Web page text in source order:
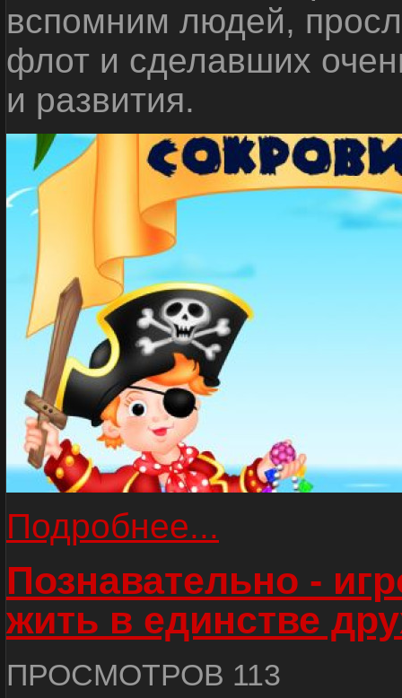
вспомним людей,
флот и сделавших
и развития.
Подробнее...
Познавательно -
жить в единстве
ПРОСМОТРОВ 113